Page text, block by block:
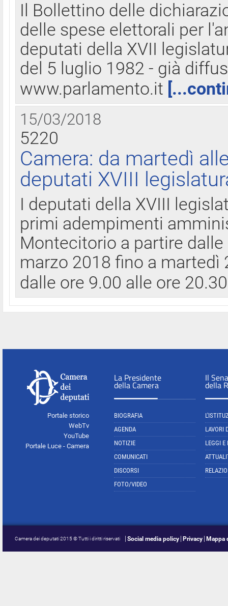
Il Bollettino delle
delle spese elettorali per
deputati della XVII
del 5 luglio 1982 - già
www.parlamento.it
15/03/2018
5220
Camera: da martedì
deputati XVIII
I deputati della XVIII
primi adempimenti
Montecitorio a partire
marzo 2018 fino a
dalle ore 9.00 alle ore
Portale storico
WebTv
YouTube
Portale Luce - Camera
La Presidente
della Camera
BIOGRAFIA
AGENDA
NOTIZIE
COMUNICATI
DISCORSI
FOTO/VIDEO
Il
della
LAVORI
LEGGI E
Camera dei deputati 2015 © Tutti i diritti riservati Social media policy Privacy Mappa